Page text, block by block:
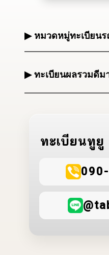
▶ หมวดหมู่ทะเบียนร
▶ ทะเบียนผลรวมดีม
ทะเบียนทูยู